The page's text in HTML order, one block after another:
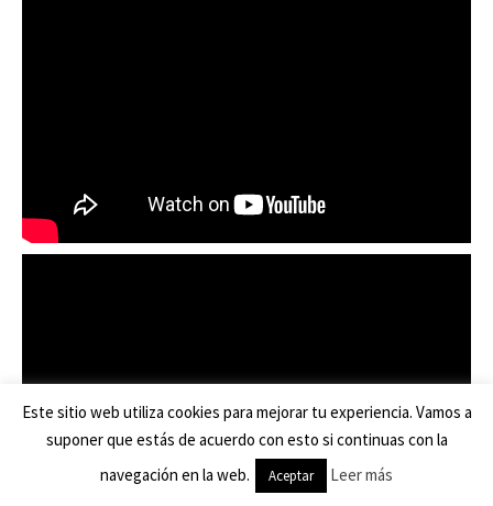
Este sitio web utiliza cookies para mejorar tu experiencia. Vamos a
suponer que estás de acuerdo con esto si continuas con la
navegación en la web.
Aceptar Leer más